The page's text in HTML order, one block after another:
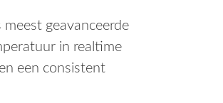
geavanceerde
in realtime
een consistent